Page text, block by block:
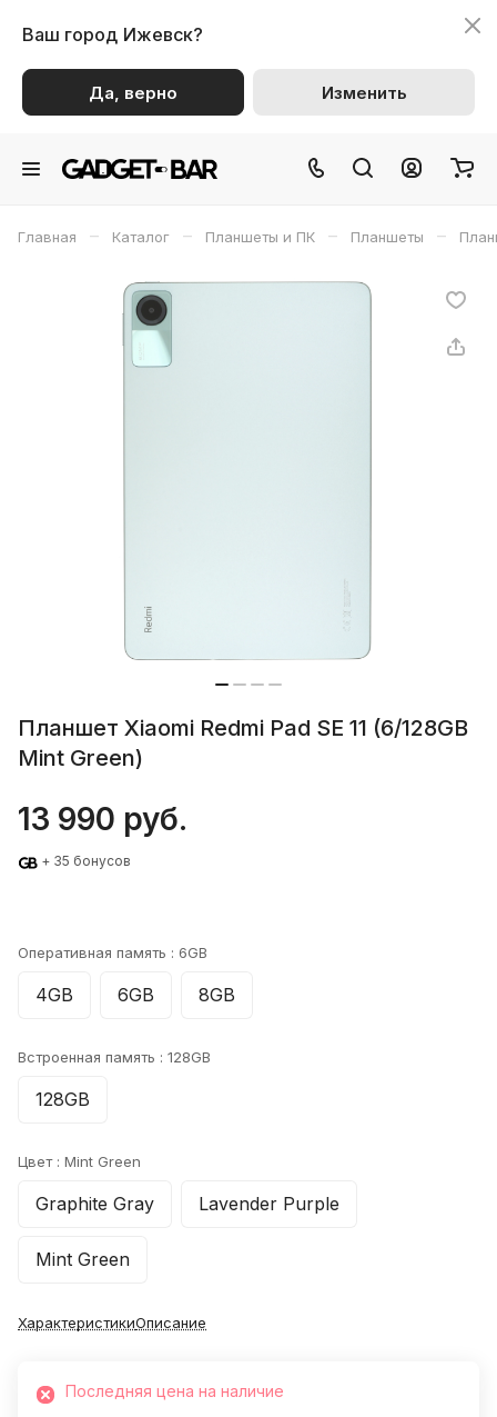
Ваш город Ижевск?
Да, верно Изменить
Главная – Каталог – Планшеты и ПК – Планшеты –
Планшет Xiaomi Redmi Pad SE 11 (6/128GB
Mint Green)
13 990 руб.
+ 35 бонусов
Оперативная память : 6GB
4GB 6GB 8GB
Встроенная память : 128GB
128GB
Цвет : Mint Green
Graphite Gray Lavender Purple
Mint Green
ХарактеристикиОписание
Последняя цена на наличие